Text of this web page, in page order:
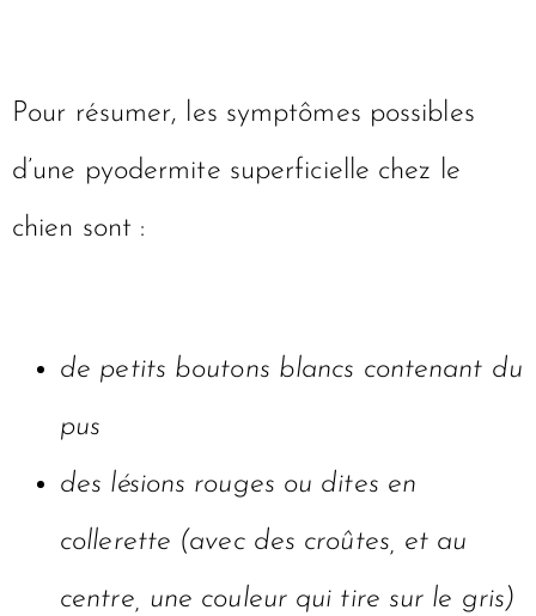
Pour résumer, les symptômes possibles
d’une pyodermite superficielle chez le
chien sont :
de petits boutons blancs contenant du
pus
des lésions rouges ou dites en
collerette (avec des croûtes, et au
centre, une couleur qui tire sur le gris)